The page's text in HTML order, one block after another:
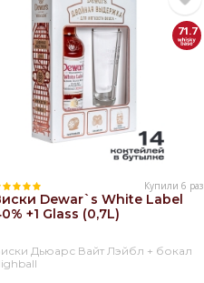
71.7
Купили 6 раз
Dewar`s White Label
+1 Glass (0,7L)
Дьюарс Вайт Лэйбл + бокал